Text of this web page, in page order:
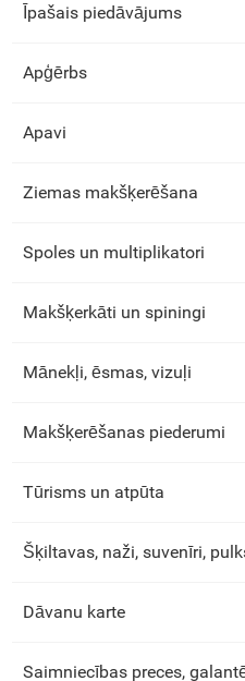
Īpašais piedāvājums
Apģērbs
Apavi
Ziemas makšķerēšana
Spoles un multiplikatori
Makšķerkāti un spiningi
Mānekļi, ēsmas, vizuļi
Makšķerēšanas piederumi
Tūrisms un atpūta
Šķiltavas, naži, suvenīri,
Dāvanu karte
Saimniecības preces,